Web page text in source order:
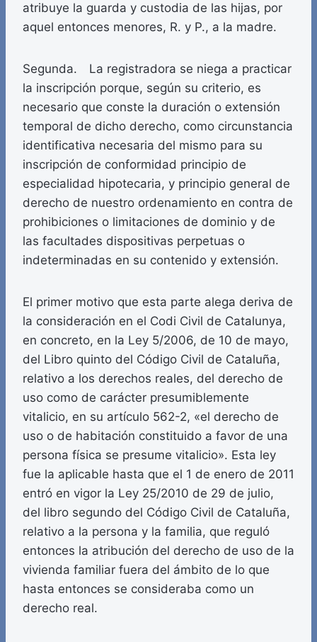
atribuye la guarda y custodia de las hijas, por
aquel entonces menores, R. y P., a la madre.
Segunda. La registradora se niega a practicar
la inscripción porque, según su criterio, es
necesario que conste la duración o extensión
temporal de dicho derecho, como circunstancia
identificativa necesaria del mismo para su
inscripción de conformidad principio de
especialidad hipotecaria, y principio general de
derecho de nuestro ordenamiento en contra de
prohibiciones o limitaciones de dominio y de
las facultades dispositivas perpetuas o
indeterminadas en su contenido y extensión.
El primer motivo que esta parte alega deriva de
la consideración en el Codi Civil de Catalunya,
en concreto, en la Ley 5/2006, de 10 de mayo,
del Libro quinto del Código Civil de Cataluña,
relativo a los derechos reales, del derecho de
uso como de carácter presumiblemente
vitalicio, en su artículo 562-2, «el derecho de
uso o de habitación constituido a favor de una
persona física se presume vitalicio». Esta ley
fue la aplicable hasta que el 1 de enero de 2011
entró en vigor la Ley 25/2010 de 29 de julio,
del libro segundo del Código Civil de Cataluña,
relativo a la persona y la familia, que reguló
entonces la atribución del derecho de uso de la
vivienda familiar fuera del ámbito de lo que
hasta entonces se consideraba como un
derecho real.